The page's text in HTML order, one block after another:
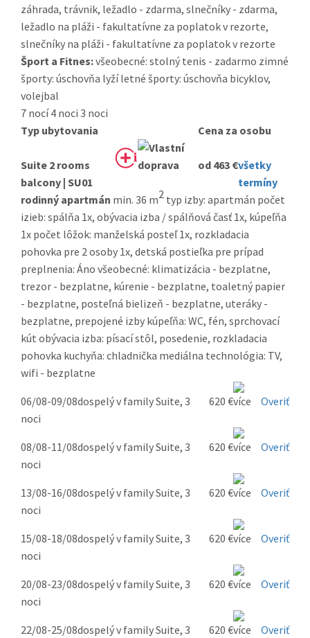
záhrada, trávnik, ležadlo - zdarma, slnečníky - zdarma,
ležadlo na pláži - fakultatívne za poplatok v rezorte,
slnečníky na pláži - fakultatívne za poplatok v rezorte
Šport a Fitnes:všeobecné: stolný tenis - zadarmo zimné
športy: úschovňa lyží letné športy: úschovňa bicyklov,
volejbal
7 nocí4 noci 3 noci
Typ ubytovania
Cena za osobu
Suite 2 rooms
balcony | SU01
od 463 €všetky
termíny
rodinný apartmán min. 36 m2 typ izby: apartmán počet
izieb: spálňa 1x, obývacia izba / spálňová časť 1x, kúpeľňa
1x počet lôžok: manželská posteľ 1x, rozkladacia
pohovka pre 2 osoby 1x, detská postieľka pre prípad
preplnenia: Áno všeobecné: klimatizácia - bezplatne,
trezor - bezplatne, kúrenie - bezplatne, toaletný papier
- bezplatne, posteľná bielizeň - bezplatne, uteráky -
bezplatne, prepojené izby kúpeľňa: WC, fén, sprchovací
kút obývacia izba: písací stôl, posedenie, rozkladacia
pohovka kuchyňa: chladnička mediálna technológia: TV,
wifi - bezplatne
06/08-09/08dospelý v family Suite, 3
noci
620 € Overiť
08/08-11/08dospelý v family Suite, 3
noci
620 € Overiť
13/08-16/08dospelý v family Suite, 3
noci
620 € Overiť
15/08-18/08dospelý v family Suite, 3
noci
620 € Overiť
20/08-23/08dospelý v family Suite, 3
noci
620 € Overiť
22/08-25/08dospelý v family Suite, 3
620 € Overiť